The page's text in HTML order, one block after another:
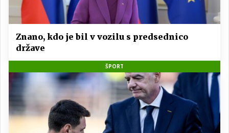
Znano, kdo je bil v vozilu s predsednico
države
ŠPORT